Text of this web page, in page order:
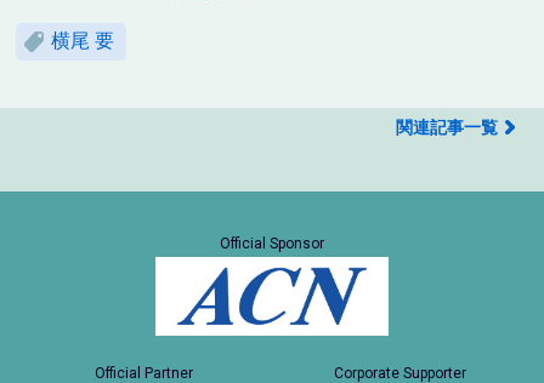
横尾 要
関連記事一覧
Official Sponsor
Official Partner Corporate Supporter